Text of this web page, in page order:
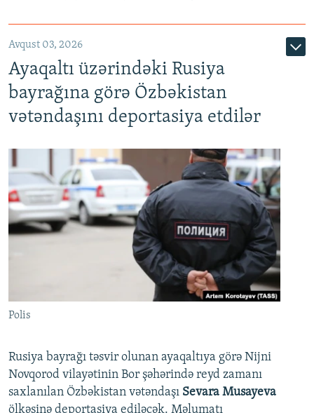
Avqust 03, 2026
Ayaqaltı üzərindəki Rusiya
bayrağına görə Özbəkistan
vətəndaşını deportasiya etdilər
Polis
Rusiya bayrağı təsvir olunan ayaqaltıya görə Nijni
Novqorod vilayətinin Bor şəhərində reyd zamanı
saxlanılan Özbəkistan vətəndaşı Sevara Musayeva
ölkəsinə deportasiya ediləcək. Məlumatı